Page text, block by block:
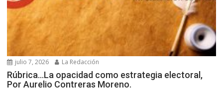
julio 7, 2026 La Redacción
Rúbrica…La opacidad como estrategia electoral,
Por Aurelio Contreras Moreno.